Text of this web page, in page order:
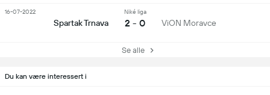
Spartak Trnava
Niké liga
2 - 0 ViON Moravce
16-07-2022
Se alle
Du kan være interessert i